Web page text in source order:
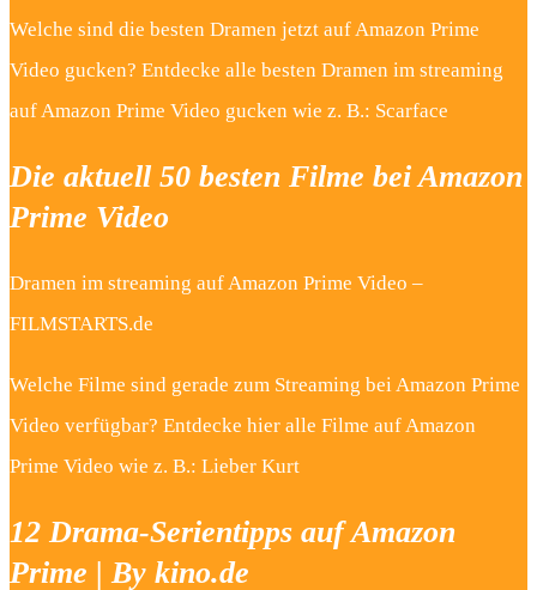
Welche sind die besten Dramen jetzt auf Amazon Prime
Video gucken? Entdecke alle besten Dramen im streaming
auf Amazon Prime Video gucken wie z. B.: Scarface
Die aktuell 50 besten Filme bei Amazon
Prime Video
Dramen im streaming auf Amazon Prime Video –
FILMSTARTS.de
Welche Filme sind gerade zum Streaming bei Amazon Prime
Video verfügbar? Entdecke hier alle Filme auf Amazon
Prime Video wie z. B.: Lieber Kurt
12 Drama-Serientipps auf Amazon
Prime | By kino.de